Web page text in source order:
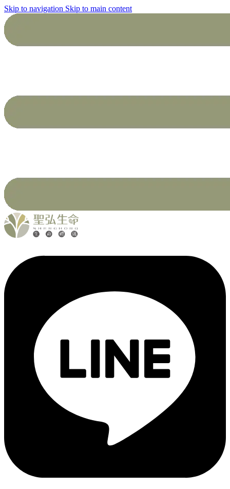
Skip to navigation Skip to main content